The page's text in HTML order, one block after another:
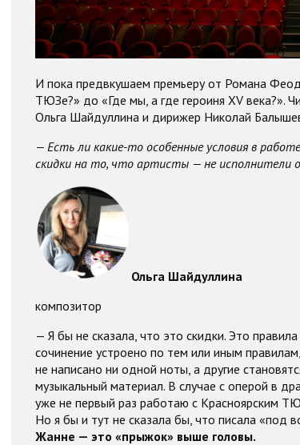
И пока предвкушаем премьеру от Романа
ТЮЗе?» до «Где мы, а где героиня XV века?».
Ольга Шайдуллина и дирижер Николай
— Есть ли какие-то особенные условия в
скидки на то, что артисты — не исполнители
Ольга Шайдуллина
композитор
— Я бы не сказала, что это скидки. Это
сочинение устроено по тем или иным
не написано ни одной ноты, а другие
музыкальный материал. В случае с оперой в
уже не первый раз работаю с Красноярским
Но я бы и тут не сказала бы, что писала «под
Жанне — это «прыжок» выше головы.